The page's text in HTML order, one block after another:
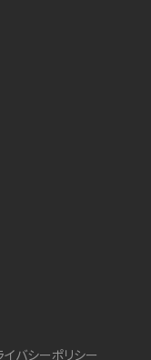
イバシーポリシー